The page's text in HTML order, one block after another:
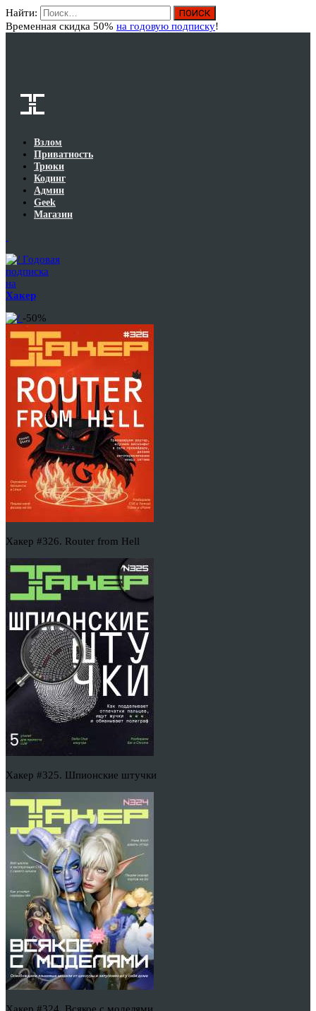
Найти:
Временная скидка 50% на годовую подписку!
Взлом
Приватность
Трюки
Кодинг
Админ
Geek
Магазин
Годовая
подписка
на
Хакер
-50%
Хакер #326. Router from Hell
Хакер #325. Шпионские штучки